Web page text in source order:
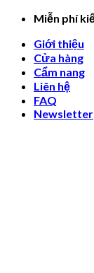
Skip
content
Miễn phí
Giới thiệu
Cửa hàng
Cẩm nang
Liên hệ
FAQ
Newsletter